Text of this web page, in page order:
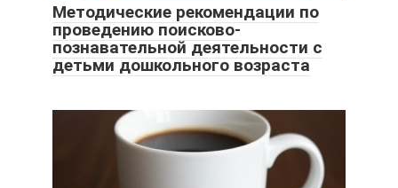
Методические рекомендации по
проведению поисково-
познавательной деятельности с
детьми дошкольного возраста